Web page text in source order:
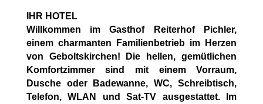
IHR HOTEL
Willkommen im Gasthof Reiterhof Pichler,
einem charmanten Familienbetrieb im Herzen
von Geboltskirchen! Die hellen, gemütlichen
Komfortzimmer sind mit einem Vorraum,
Dusche oder Badewanne, WC, Schreibtisch,
Telefon, WLAN und Sat-TV ausgestattet. Im